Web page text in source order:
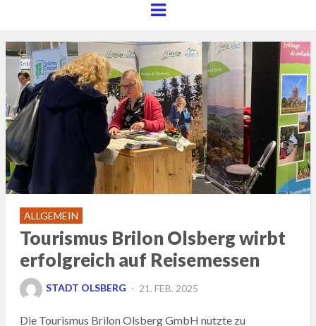
Menu
ALLGEMEIN
Tourismus Brilon Olsberg wirbt
erfolgreich auf Reisemessen
STADT OLSBERG
POSTED
21. FEB. 2025
Die Tourismus Brilon Olsberg GmbH nutzte zu